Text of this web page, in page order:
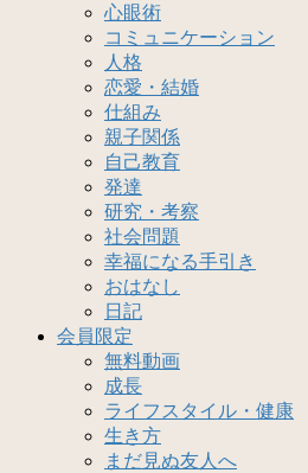
心眼術
コミュニケーション
人格
恋愛・結婚
仕組み
親子関係
自己教育
発達
研究・考察
社会問題
幸福になる手引き
おはなし
日記
会員限定
無料動画
成長
ライフスタイル・健康
生き方
まだ見ぬ友人へ